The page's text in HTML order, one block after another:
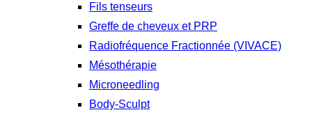
Fils tenseurs
Greffe de cheveux et PRP
Radiofréquence Fractionnée (VIVACE)
Mésothérapie
Microneedling
Body-Sculpt